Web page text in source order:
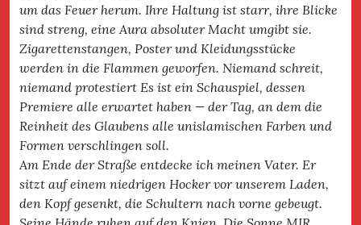
um das Feuer herum. Ihre Haltung ist starr, ihre Blicke
sind streng, eine Aura absoluter Macht umgibt sie.
Zigarettenstangen, Poster und Kleidungsstücke
werden in die Flammen geworfen. Niemand schreit,
niemand protestiert Es ist ein Schauspiel, dessen
Premiere alle erwartet haben — der Tag, an dem die
Reinheit des Glaubens alle unislamischen Farben und
Formen verschlingen soll.
Am Ende der Straße entdecke ich meinen Vater. Er
sitzt auf einem niedrigen Hocker vor unserem Laden,
den Kopf gesenkt, die Schultern nach vorne gebeugt.